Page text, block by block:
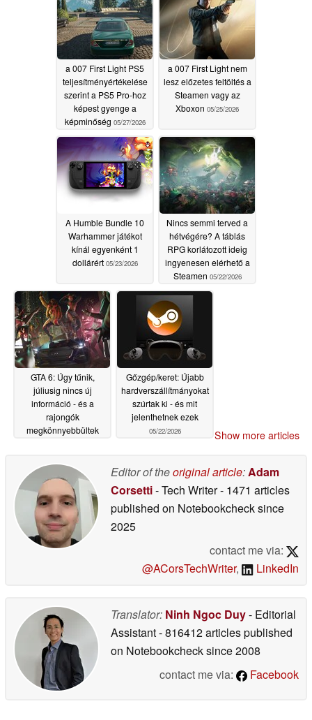
07/04/2026
a 007 First Light PS5
teljesítményértékelése
szerint a PS5 Pro-hoz
képest gyenge a
képminőség 05/27/2026
a 007 First Light nem
lesz előzetes feltöltés a
Steamen vagy az
Xboxon 05/25/2026
A Humble Bundle 10
Warhammer játékot
kínál egyenként 1
dollárért 05/23/2026
Nincs semmi terved a
hétvégére? A táblás
RPG korlátozott ideig
ingyenesen elérhető a
Steamen 05/22/2026
GTA 6: Úgy tűnik,
júliusig nincs új
információ - és a
rajongók
megkönnyebbültek
Gőzgép/keret: Újabb
hardverszállítmányokat
szúrtak ki - és mit
jelenthetnek ezek
05/22/2026 Show more articles
Editor of theoriginal article:Adam
Corsetti- Tech Writer- 1471 articles
published on Notebookchecksince
2025
contact me via:
@ACorsTechWriter, LinkedIn
Translator: Ninh Ngoc Duy- Editorial
Assistant- 816412 articles published
on Notebookchecksince 2008
contact me via:
Facebook